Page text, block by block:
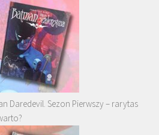
Daredevil. Sezon Pierwszy – rarytas